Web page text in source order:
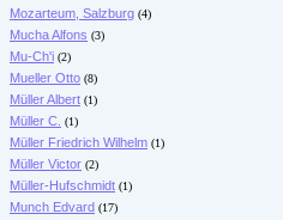
Mozarteum, Salzburg (4)
Mucha Alfons (3)
Mu-Ch'i (2)
Mueller Otto (8)
Müller Albert (1)
Müller C. (1)
Müller Friedrich Wilhelm (1)
Müller Victor (2)
Müller-Hufschmidt (1)
Munch Edvard (17)